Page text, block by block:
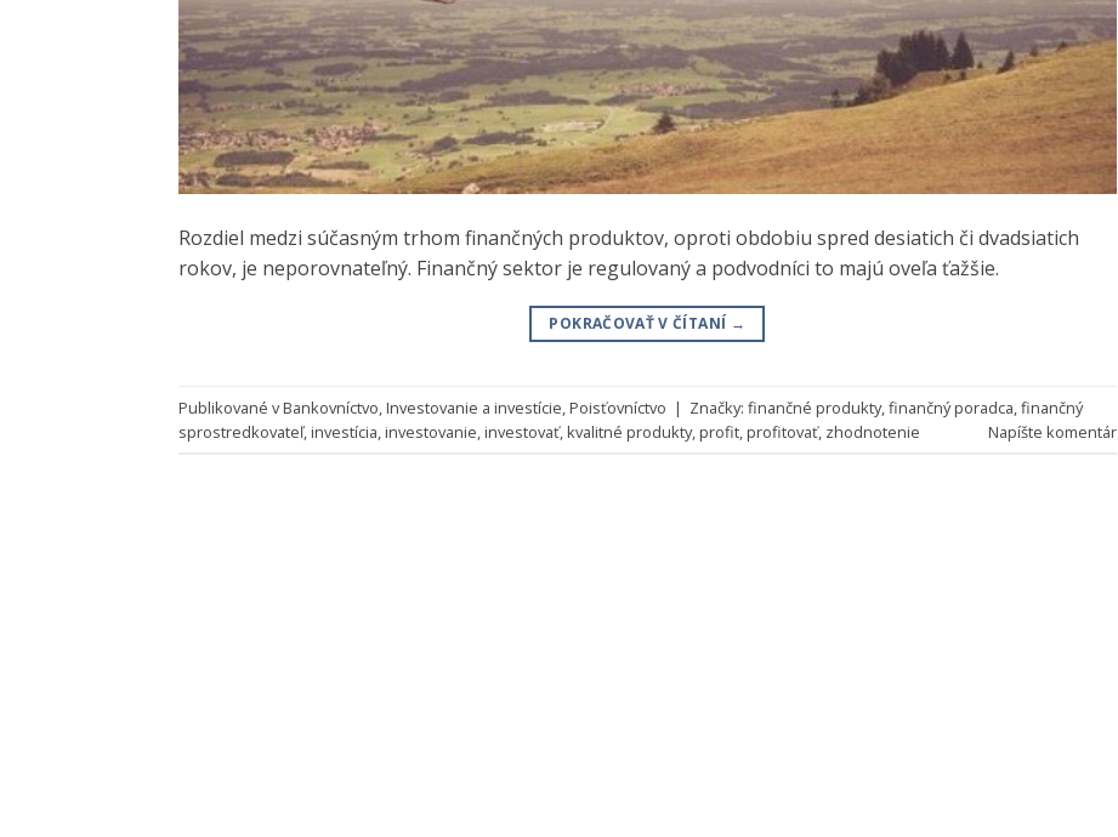
Rozdiel medzi súčasným trhom finančných produktov, oproti obdobiu spred desiatich či dvadsiatich
rokov, je neporovnateľný. Finančný sektor je regulovaný a podvodníci to majú oveľa ťažšie.
POKRAČOVAŤ V ČÍTANÍ →
Publikované vBankovníctvo,Investovanie a investície,Poisťovníctvo | Značky: finančné produkty,finančný poradca,finančný
sprostredkovateľ,investícia,investovanie,investovať,kvalitné produkty,profit,profitovať, zhodnotenie Napíšte komentár